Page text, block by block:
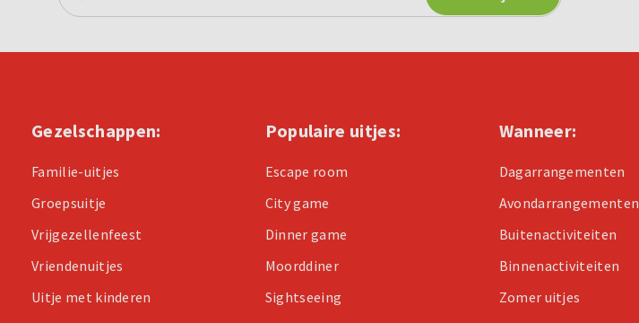
Gezelschappen:
Familie-uitjes
Groepsuitje
Vrijgezellenfeest
Vriendenuitjes
Uitje met kinderen
Populaire uitjes:
Escape room
City game
Dinner game
Moorddiner
Sightseeing
Wanneer:
Dagarrangementen
Avondarrangementen
Buitenactiviteiten
Binnenactiviteiten
Zomer uitjes